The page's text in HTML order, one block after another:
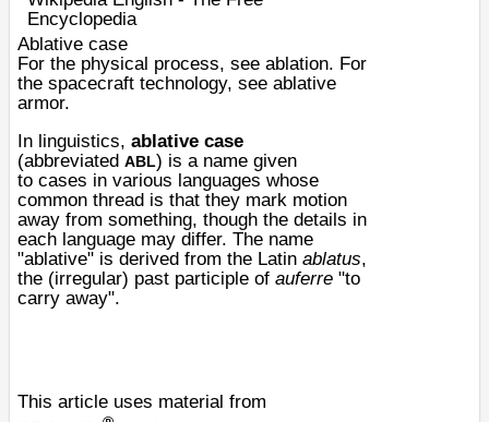
Encyclopedia
Ablative case
For the physical process, see ablation. For
the spacecraft technology, see ablative
armor.
In linguistics, ablative case
(abbreviated ABL) is a name given
to cases in various languages whose
common thread is that they mark motion
away from something, though the details in
each language may differ. The name
"ablative" is derived from the Latin ablatus,
the (irregular) past participle of auferre "to
carry away".
This article uses material from